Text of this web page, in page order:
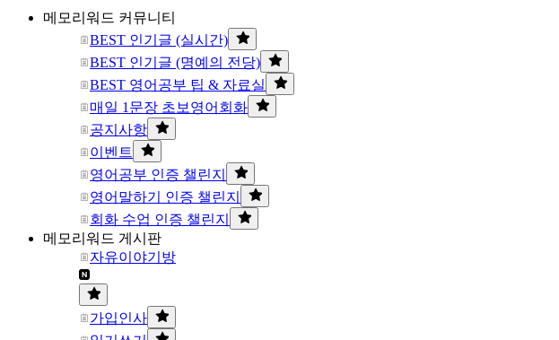
메모리워드 커뮤니티
BEST 인기글 (실시간)
BEST 인기글 (명예의 전당)
BEST 영어공부 팁 & 자료실
매일 1문장 초보영어회화
공지사항
이벤트
영어공부 인증 챌린지
영어말하기 인증 챌린지
회화 수업 인증 챌린지
메모리워드 게시판
자유이야기방
가입인사